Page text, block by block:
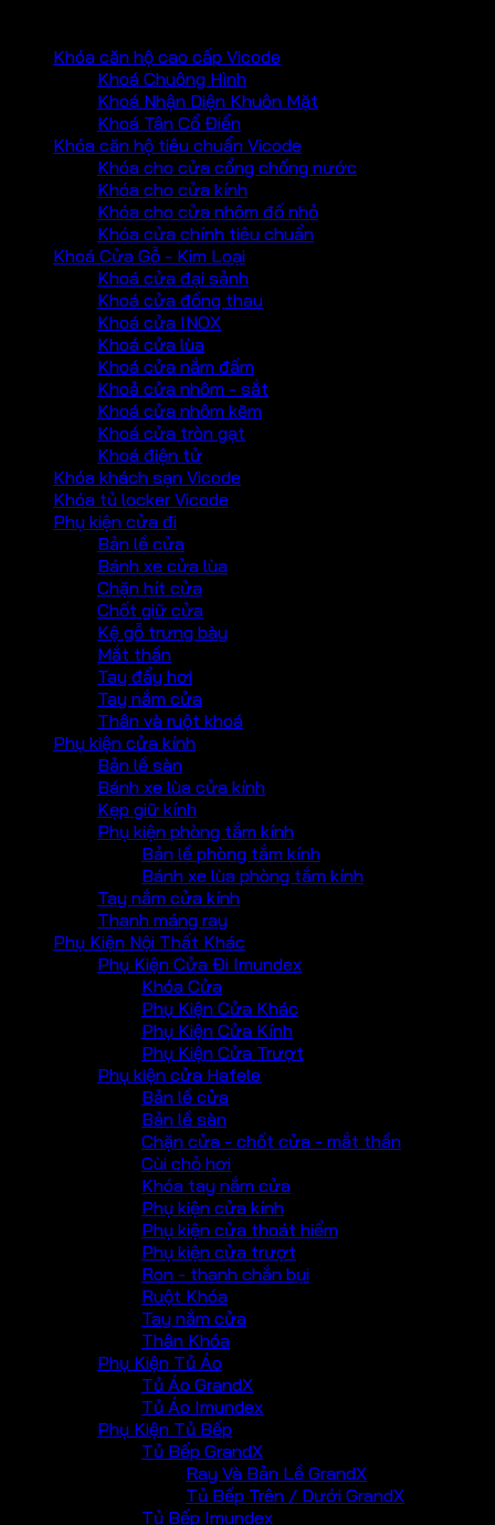
Khóa căn hộ cao cấp Vicode
Khoá Chuông Hình
Khoá Nhận Diện Khuôn Mặt
Khoá Tân Cổ Điển
Khóa căn hộ tiêu chuẩn Vicode
Khóa cho cửa cổng chống nước
Khóa cho cửa kính
Khóa cho cửa nhôm đố nhỏ
Khóa cửa chính tiêu chuẩn
Khoá Cửa Gỗ - Kim Loại
Khoá cửa đại sảnh
Khoá cửa đồng thau
Khoá cửa INOX
Khoá cửa lùa
Khoá cửa nắm đấm
Khoả cửa nhôm - sắt
Khoá cửa nhôm kẽm
Khoá cửa tròn gạt
Khoá điện tử
Khóa khách sạn Vicode
Khóa tủ locker Vicode
Phụ kiện cửa đi
Bản lề cửa
Bánh xe cửa lùa
Chặn hít cửa
Chốt giữ cửa
Kệ gỗ trưng bày
Mắt thần
Tay đẩy hơi
Tay nắm cửa
Thân và ruột khoá
Phụ kiện cửa kính
Bản lề sàn
Bánh xe lùa cửa kính
Kẹp giữ kính
Phụ kiện phòng tắm kính
Bản lề phòng tắm kính
Bánh xe lùa phòng tắm kính
Tay nắm cửa kính
Thanh máng ray
Phụ Kiện Nội Thất Khác
Phụ Kiện Cửa Đi Imundex
Khóa Cửa
Phụ Kiện Cửa Khác
Phụ Kiện Cửa Kính
Phụ Kiện Cửa Trượt
Phụ kiện cửa Hafele
Bản lề cửa
Bản lề sàn
Chặn cửa - chốt cửa - mắt thần
Cùi chỏ hơi
Khóa tay nắm cửa
Phụ kiện cửa kính
Phụ kiện cửa thoát hiểm
Phụ kiện cửa trượt
Ron - thanh chắn bụi
Ruột Khóa
Tay nắm cửa
Thân Khóa
Phụ Kiện Tủ Áo
Tủ Áo GrandX
Tủ Áo Imundex
Phụ Kiện Tủ Bếp
Tủ Bếp GrandX
Ray Và Bản Lề GrandX
Tủ Bếp Trên / Dưới GrandX
Tủ Bếp Imundex